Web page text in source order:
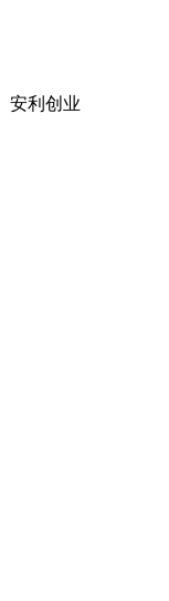
安利创业